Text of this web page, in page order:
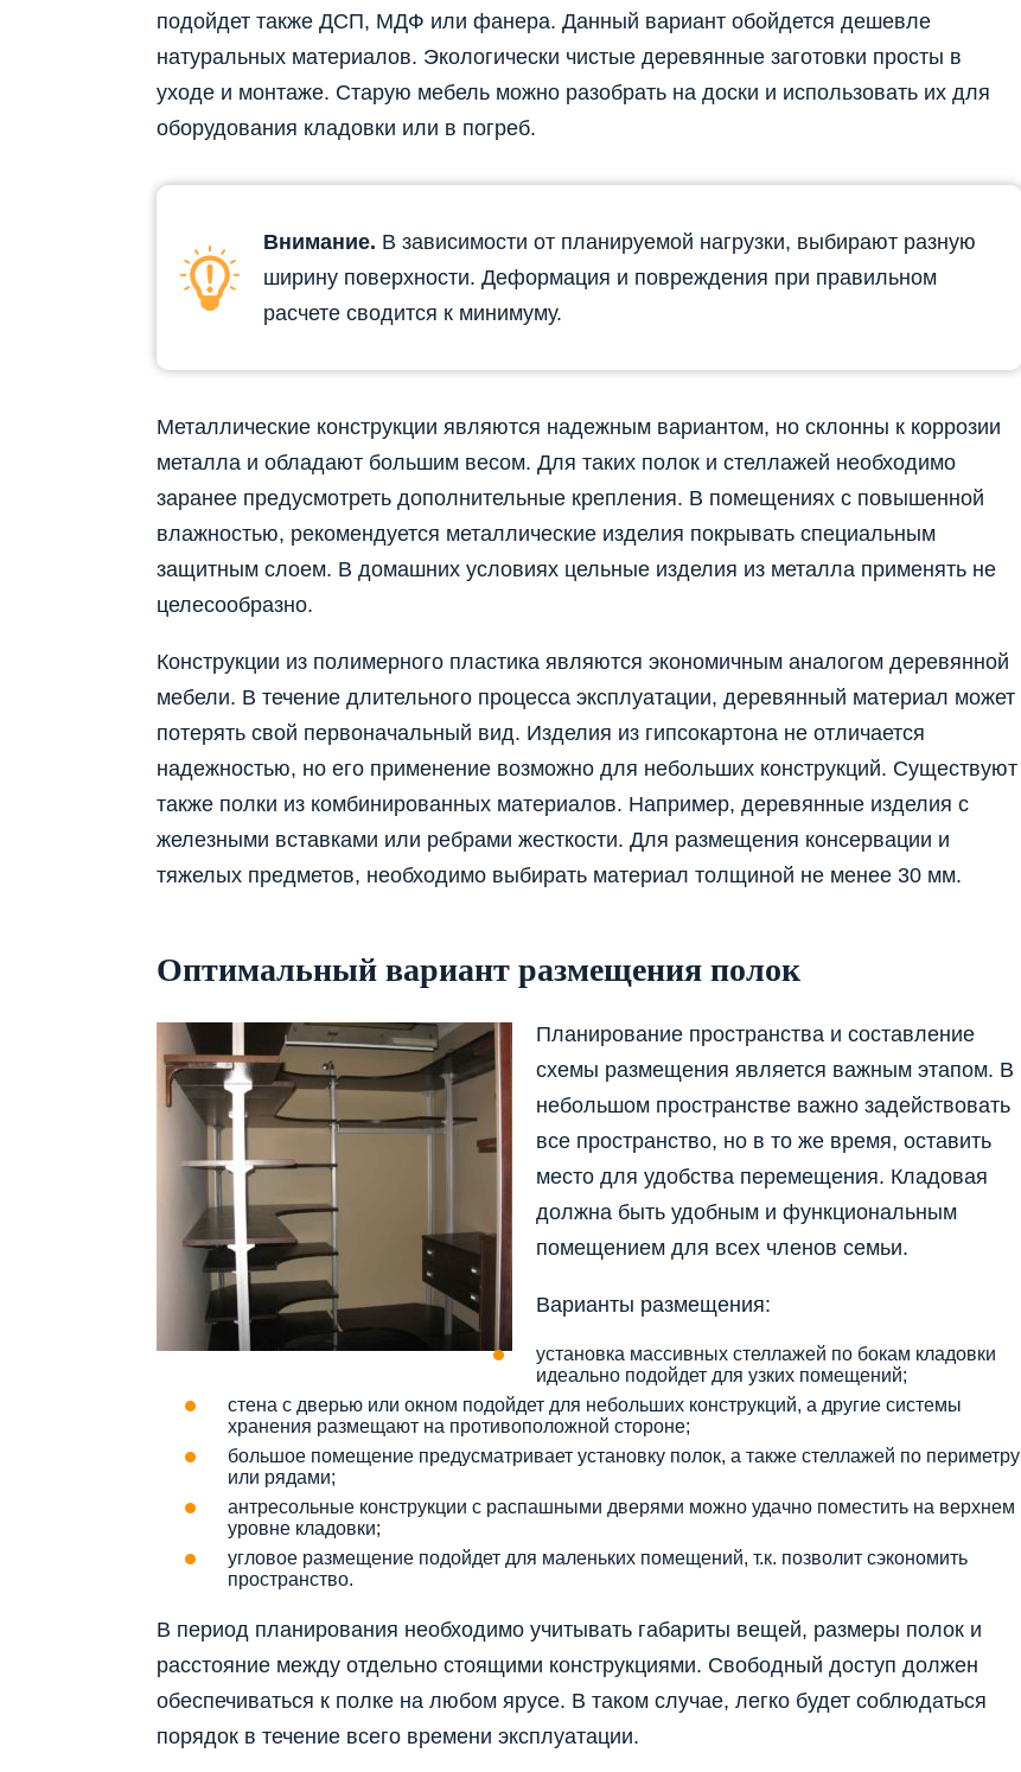
подойдет также ДСП, МДФ или фанера. Данный вариант обойдется дешевле
натуральных материалов. Экологически чистые деревянные заготовки просты в
уходе и монтаже. Старую мебель можно разобрать на доски и использовать их для
оборудования кладовки или в погреб.
Внимание. В зависимости от планируемой нагрузки, выбирают разную
ширину поверхности. Деформация и повреждения при правильном
расчете сводится к минимуму.
Металлические конструкции являются надежным вариантом, но склонны к коррозии
металла и обладают большим весом. Для таких полок и стеллажей необходимо
заранее предусмотреть дополнительные крепления. В помещениях с повышенной
влажностью, рекомендуется металлические изделия покрывать специальным
защитным слоем. В домашних условиях цельные изделия из металла применять не
целесообразно.
Конструкции из полимерного пластика являются экономичным аналогом деревянной
мебели. В течение длительного процесса эксплуатации, деревянный материал может
потерять свой первоначальный вид. Изделия из гипсокартона не отличается
надежностью, но его применение возможно для небольших конструкций. Существуют
также полки из комбинированных материалов. Например, деревянные изделия с
железными вставками или ребрами жесткости. Для размещения консервации и
тяжелых предметов, необходимо выбирать материал толщиной не менее 30 мм.
Оптимальный вариант размещения полок
Планирование пространства и составление
схемы размещения является важным этапом. В
небольшом пространстве важно задействовать
все пространство, но в то же время, оставить
место для удобства перемещения. Кладовая
должна быть удобным и функциональным
помещением для всех членов семьи.
Варианты размещения:
установка массивных стеллажей по бокам кладовки
идеально подойдет для узких помещений;
стена с дверью или окном подойдет для небольших конструкций, а другие системы
хранения размещают на противоположной стороне;
большое помещение предусматривает установку полок, а также стеллажей по периметру
или рядами;
антресольные конструкции с распашными дверями можно удачно поместить на верхнем
уровне кладовки;
угловое размещение подойдет для маленьких помещений, т.к. позволит сэкономить
пространство.
В период планирования необходимо учитывать габариты вещей, размеры полок и
расстояние между отдельно стоящими конструкциями. Свободный доступ должен
обеспечиваться к полке на любом ярусе. В таком случае, легко будет соблюдаться
порядок в течение всего времени эксплуатации.